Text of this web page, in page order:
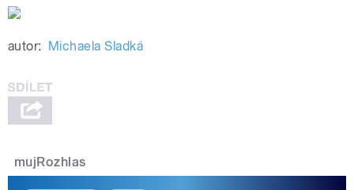
autor: Michaela Sladká
mujRozhlas